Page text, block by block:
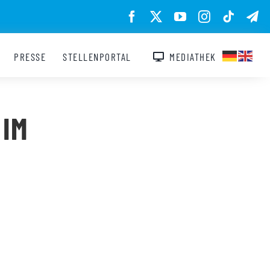
PRESSE STELLENPORTAL MEDIATHEK